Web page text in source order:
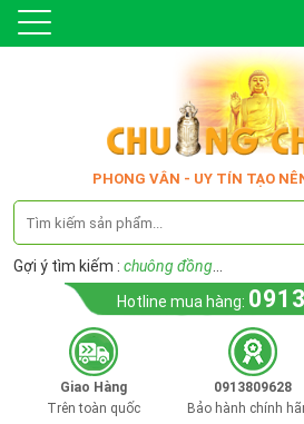
PHONG VÂN - UY TÍN TẠO
Gợi ý tìm kiếm : chuông đồng
Hotline mua hàng:
Giao Hàng
Trên toàn quốc
0913809628
Bảo hành chính